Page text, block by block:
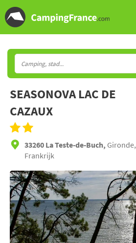
SEASONOVA LAC DE
CAZAUX
33260 La Teste-de-Buch, Gironde,
Frankrijk